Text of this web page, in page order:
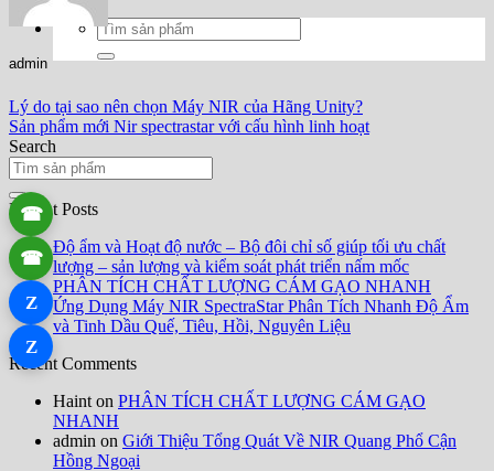
Tìm
kiếm:
admin
Lý do tại sao nên chọn Máy NIR của Hãng Unity?
Sản phẩm mới Nir spectrastar với cấu hình linh hoạt
Search
Recent Posts
Độ ẩm và Hoạt độ nước – Bộ đôi chỉ số giúp tối ưu chất
lượng – sản lượng và kiểm soát phát triển nấm mốc
PHÂN TÍCH CHẤT LƯỢNG CÁM GẠO NHANH
Ứng Dụng Máy NIR SpectraStar Phân Tích Nhanh Độ Ẩm
và Tinh Dầu Quế, Tiêu, Hồi, Nguyên Liệu
Recent Comments
Haint on PHÂN TÍCH CHẤT LƯỢNG CÁM GẠO
NHANH
admin on Giới Thiệu Tổng Quát Về NIR Quang Phổ Cận
Hồng Ngoại
☎
☎
Z
Z